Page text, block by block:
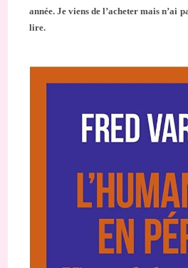
année. Je viens de l’acheter mais n’ai
lire.